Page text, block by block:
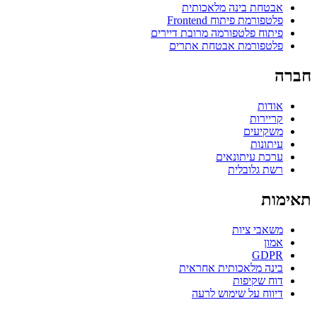
אבטחת בינה מלאכותית
פלטפורמת פיתוח Frontend
פיתוח פלטפורמה מרובת דיירים
פלטפורמת אבטחת אתרים
חברה
אודות
קריירות
משקיעים
עיתונות
ערכת עיתונאים
רשת גלובלית
תאימות
משאבי ציות
אמון
GDPR
בינה מלאכותית אחראית
דוח שקיפות
דיווח על שימוש לרעה